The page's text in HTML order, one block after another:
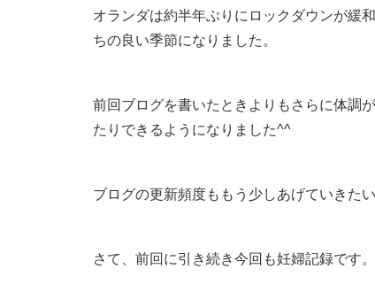
オランダは約半年ぶりにロックダウンが緩
ちの良い季節になりました。
前回ブログを書いたときよりもさらに体調
たりできるようになりました^^
ブログの更新頻度ももう少しあげていきたい
さて、前回に引き続き今回も妊婦記録です。